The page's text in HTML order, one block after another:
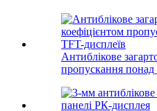
Антиблікове
пропускання понад